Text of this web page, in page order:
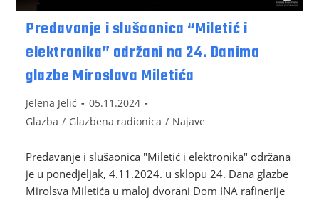
Predavanje i slušaonica “Miletić i
elektronika” održani na 24. Danima
glazbe Miroslava Miletića
Jelena Jelić
05.11.2024
Glazba / Glazbena radionica / Najave
Predavanje i slušaonica "Miletić i elektronika" održana
je u ponedjeljak, 4.11.2024. u sklopu 24. Dana glazbe
Mirolsva Miletića u maloj dvorani Dom INA rafinerije